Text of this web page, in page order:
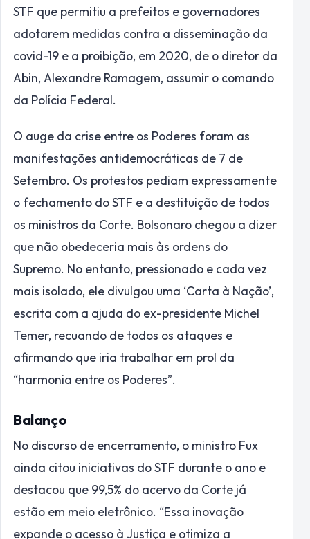
STF que permitiu a prefeitos e governadores
adotarem medidas contra a disseminação da
covid-19 e a proibição, em 2020, de o diretor da
Abin, Alexandre Ramagem, assumir o comando
da Polícia Federal.
O auge da crise entre os Poderes foram as
manifestações antidemocráticas de 7 de
Setembro. Os protestos pediam expressamente
o fechamento do STF e a destituição de todos
os ministros da Corte. Bolsonaro chegou a dizer
que não obedeceria mais às ordens do
Supremo. No entanto, pressionado e cada vez
mais isolado, ele divulgou uma ‘Carta à Nação’,
escrita com a ajuda do ex-presidente Michel
Temer, recuando de todos os ataques e
afirmando que iria trabalhar em prol da
“harmonia entre os Poderes”.
Balanço
No discurso de encerramento, o ministro Fux
ainda citou iniciativas do STF durante o ano e
destacou que 99,5% do acervo da Corte já
estão em meio eletrônico. “Essa inovação
expande o acesso à Justiça e otimiza a